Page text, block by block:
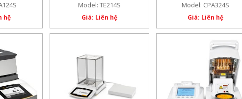
hệ
Model: TE214S
Giá: Liên hệ
Model: CPA324S
Giá: Liên hệ